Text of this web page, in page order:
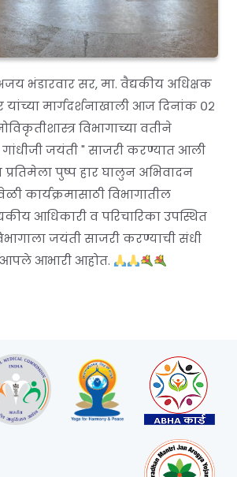
भंडारवार सर, मा. वैद्यकीय अधिक्षक
मार्गदर्शनाखाली आज दिनांक ०२
विभागाच्या वतीने
गांधीजी जयंती " साजरी करण्यात आली
प्रतिमेला पुष्प हार घालुन अभिवादन
कार्यक्रमासाठी विभागातील
आधिकारी व परिचारिका उपस्थित
जयंती साजरी करण्याची संधी
आपले आभारी आहोत.